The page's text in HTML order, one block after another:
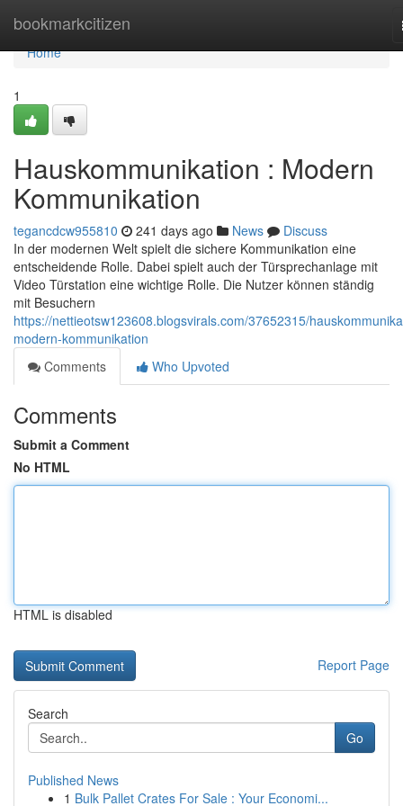
bookmarkcitizen
Home
Home
1
Hauskommunikation : Modern
Kommunikation
tegancdcw955810 241 days ago News
Discuss
In der modernen Welt spielt die sichere Kommunikation eine
entscheidende Rolle. Dabei spielt auch der Türsprechanlage mit
Video Türstation eine wichtige Rolle. Die Nutzer können ständig
mit Besuchern
https://nettieotsw123608.blogsvirals.com/37652315/
modern-kommunikation
Comments
Who Upvoted
Comments
Submit a Comment
No HTML
HTML is disabled
Report Page
Search
Go
Published News
1 Bulk Pallet Crates For Sale : Your Economi...